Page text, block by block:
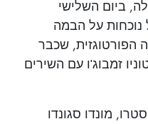
ביום השלישי
נוכחות על הבמה
הפורטוגזית, שכבר
בשנת 2019, ואנטוניו זמבוג'ו עם השירים
מונדו סגונדו